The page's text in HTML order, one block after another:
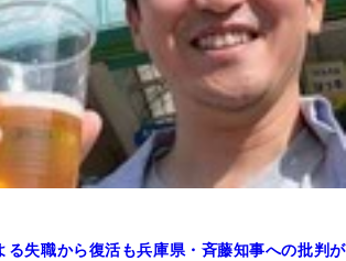
る失職から復活も兵庫県・斉藤知事への批判が